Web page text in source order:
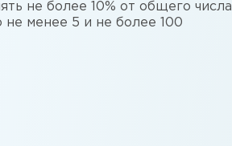
не более 10% от общего числа
не менее 5 и не более 100